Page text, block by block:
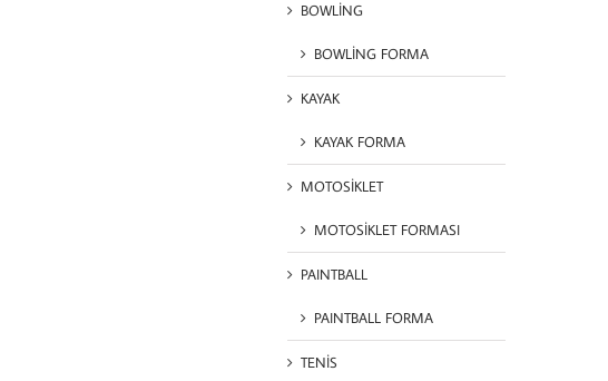
BOWLİNG
BOWLİNG FORMA
KAYAK
KAYAK FORMA
MOTOSİKLET
MOTOSİKLET FORMASI
PAINTBALL
PAINTBALL FORMA
TENİS